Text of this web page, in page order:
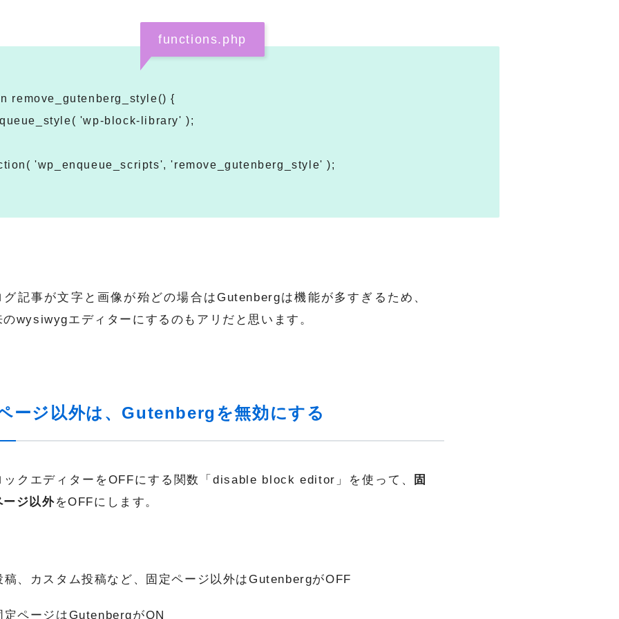
functions.php
remove_gutenberg_style() {
'wp-block-library' );
'wp_enqueue_scripts', 'remove_gutenberg_style' );
グ記事が文字と画像が殆どの場合はGutenbergは機能が多すぎるため、
のwysiwygエディターにするのもアリだと思います。
ージ以外は、Gutenbergを無効にする
ックエディターをOFFにする関数「disable block editor」を使って、
固
ージ以外をOFFにします。
稿、カスタム投稿など、固定ページ以外はGutenbergがOFF
定ページはGutenbergがON